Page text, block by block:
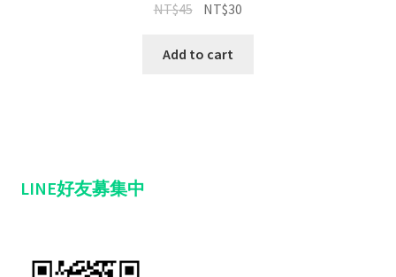
NT$45 NT$30
Add to cart
LINE好友募集中